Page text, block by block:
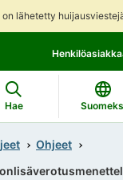
on lähetetty
suoraan
sisältöön
koko
sivuston
hakuun
Hae
Ohjeet